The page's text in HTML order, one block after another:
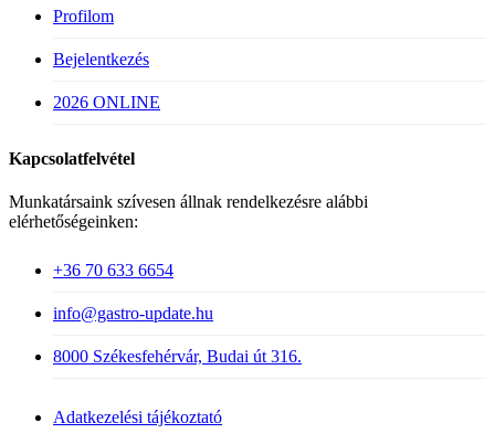
Profilom
Bejelentkezés
2026 ONLINE
Kapcsolatfelvétel
Munkatársaink szívesen állnak rendelkezésre alábbi
elérhetőségeinken:
+36 70 633 6654
info@gastro-update.hu
8000 Székesfehérvár, Budai út 316.
Adatkezelési tájékoztató